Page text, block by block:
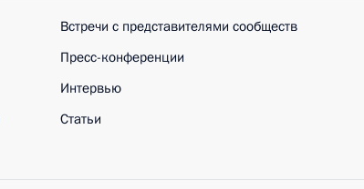
Встречи с представителями сообществ
Пресс-конференции
Интервью
Статьи